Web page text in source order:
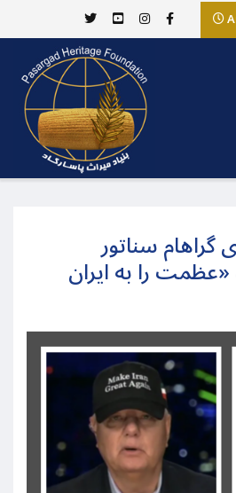
گراهام سناتور
«عظمت را به ایران